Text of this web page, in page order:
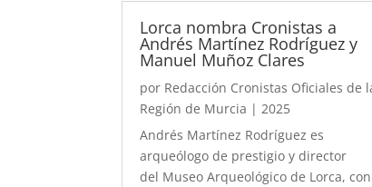
Lorca nombra Cronistas a
Andrés Martínez Rodríguez y
Manuel Muñoz Clares
por Redacción Cronistas Oficiales de
Región de Murcia | 2025
Andrés Martínez Rodríguez es
arqueólogo de prestigio y director
del Museo Arqueológico de Lorca, con